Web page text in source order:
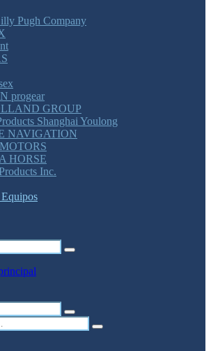
Pugh Company
progear
GROUP
Shanghai Youlong
NAVIGATION
HORSE
Inc.
Buscar
Buscar
…
Buscar